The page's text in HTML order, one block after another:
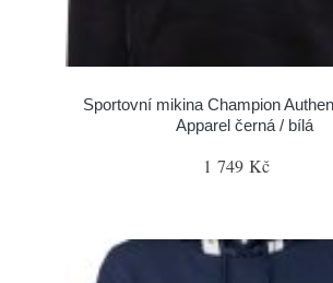
Sportovní mikina Champion
Apparel černá / bílá
1 749 Kč